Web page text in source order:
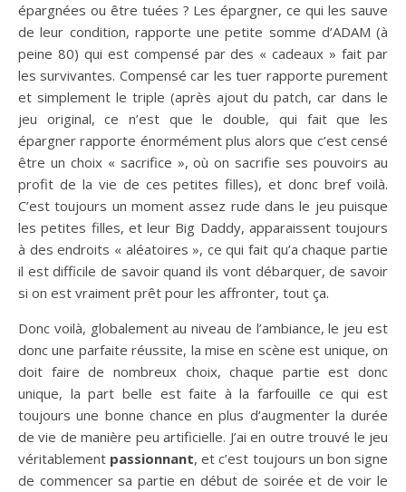
épargnées ou être tuées ? Les épargner, ce qui les sauve
de leur condition, rapporte une petite somme d’ADAM (à
peine 80) qui est compensé par des « cadeaux » fait par
les survivantes. Compensé car les tuer rapporte purement
et simplement le triple (après ajout du patch, car dans le
jeu original, ce n’est que le double, qui fait que les
épargner rapporte énormément plus alors que c’est censé
être un choix « sacrifice », où on sacrifie ses pouvoirs au
profit de la vie de ces petites filles), et donc bref voilà.
C’est toujours un moment assez rude dans le jeu puisque
les petites filles, et leur Big Daddy, apparaissent toujours
à des endroits « aléatoires », ce qui fait qu’a chaque partie
il est difficile de savoir quand ils vont débarquer, de savoir
si on est vraiment prêt pour les affronter, tout ça.
Donc voilà, globalement au niveau de l’ambiance, le jeu est
donc une parfaite réussite, la mise en scène est unique, on
doit faire de nombreux choix, chaque partie est donc
unique, la part belle est faite à la farfouille ce qui est
toujours une bonne chance en plus d’augmenter la durée
de vie de manière peu artificielle. J’ai en outre trouvé le jeu
véritablement passionnant, et c’est toujours un bon signe
de commencer sa partie en début de soirée et de voir le